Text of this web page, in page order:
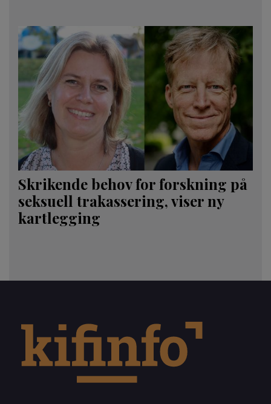
Skrikende behov for forskning på
seksuell trakassering, viser ny
kartlegging